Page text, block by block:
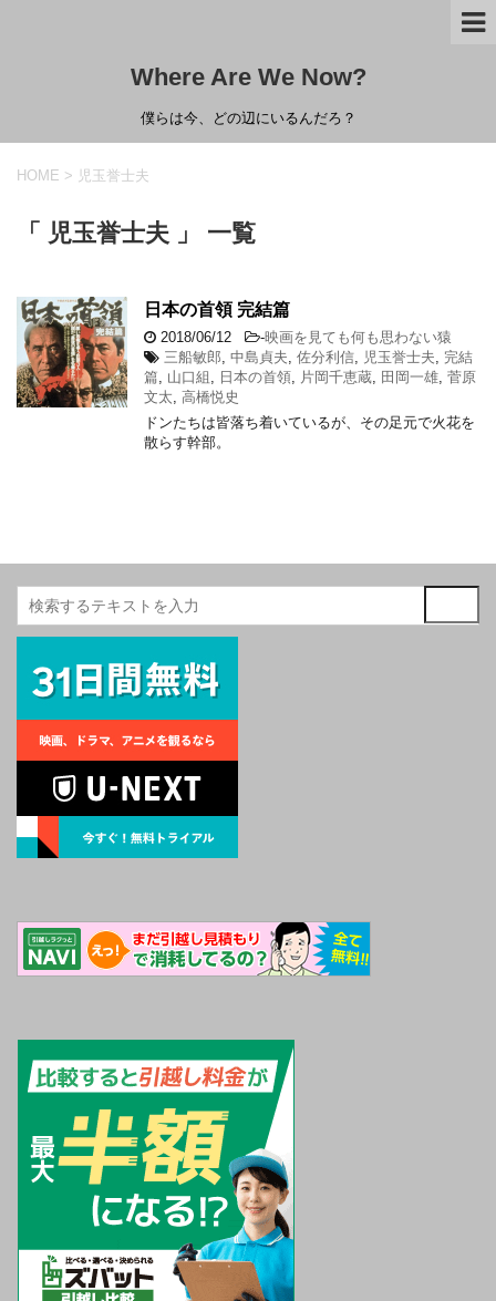
Where Are We Now?
僕らは今、どの辺にいるんだろ？
HOME > 児玉誉士夫
「 児玉誉士夫 」 一覧
日本の首領 完結篇
2018/06/12 -映画を見ても何も思わない猿
三船敏郎 中島貞夫 佐分利信 児玉誉士夫
完結
篇
山口組 日本の首領 片岡千恵蔵 田岡一雄 菅原
文太 高橋悦史
ドンたちは皆落ち着いているが、その足元で火花を
散らす幹部。